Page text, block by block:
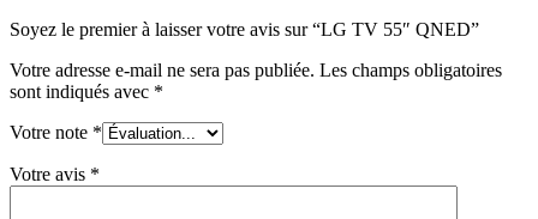
Soyez le premier à laisser votre avis sur “LG TV 55″ QNED”
Votre adresse e-mail ne sera pas publiée. Les champs obligatoires
sont indiqués avec *
Votre note *
Votre avis *